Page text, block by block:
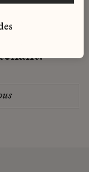
d'offre
profil ?